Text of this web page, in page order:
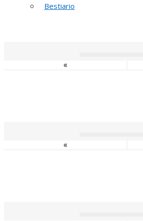
Bestiario
«
«